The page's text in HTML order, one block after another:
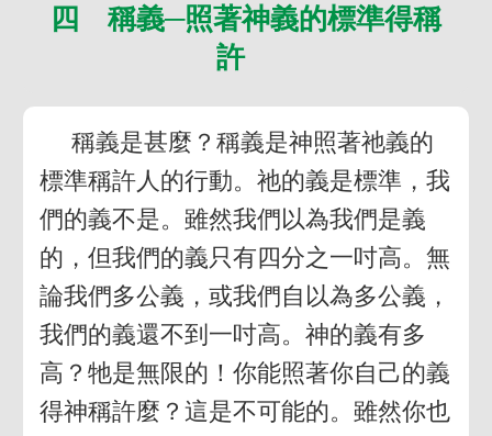
四 稱義─照著神義的標準得稱
許
稱義是甚麼？稱義是神照著祂義的
標準稱許人的行動。祂的義是標準，我
們的義不是。雖然我們以為我們是義
的，但我們的義只有四分之一吋高。無
論我們多公義，或我們自以為多公義，
我們的義還不到一吋高。神的義有多
高？牠是無限的！你能照著你自己的義
得神稱許麼？這是不可能的。雖然你也